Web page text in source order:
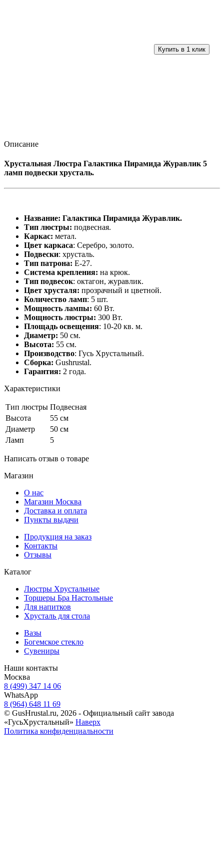
Описание
Хрустальная Люстра Галактика Пирамида Журавлик 5
ламп подвески хрусталь.
Название: Галактика Пирамида Журавлик.
Тип люстры: подвесная.
Каркас: метал.
Цвет каркаса: Серебро, золото.
Подвески: хрусталь.
Тип патрона: Е-27.
Система крепления: на крюк.
Тип подвесок: октагон, журавлик.
Цвет хрусталя: прозрачный и цветной.
Количество ламп: 5 шт.
Мощность лампы: 60 Вт.
Мощность люстры: 300 Вт.
Площадь освещения: 10-20 кв. м.
Диаметр: 50 см.
Высота: 55 см.
Производство: Гусь Хрустальный.
Сборка: Gushrustal.
Гарантия: 2 года.
Характеристики
Тип люстры Подвесная
Высота
55 см
Диаметр
50 см
Ламп
5
Написать отзыв о товаре
Магазин
О нас
Магазин Москва
Доставка и оплата
Пункты выдачи
Продукция на заказ
Контакты
Отзывы
Каталог
Люстры Хрустальные
Торшеры Бра Настольные
Для напитков
Хрусталь для стола
Вазы
Богемское стекло
Сувениры
Наши контакты
Москва
8 (499) 347 14 06
WhatsApp
8 (964) 648 11 69
© GusHrustal.ru, 2026 - Официальный сайт завода
«ГусьХрустальный» Наверх
Политика конфиденциальности